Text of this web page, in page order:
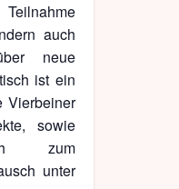
auch
neue
ist ein
Vierbeiner
sowie
zum
unter